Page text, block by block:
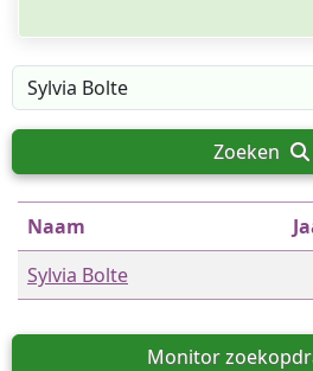
Zoeken
Naam
Sylvia Bolte
Monitor